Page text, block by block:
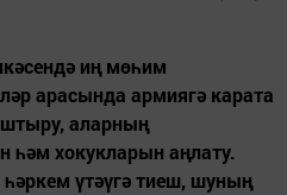
иң мөһим
арасында армиягә карата
аларның
һәм хокукларын аңлату.
үтәүгә тиеш, шуның